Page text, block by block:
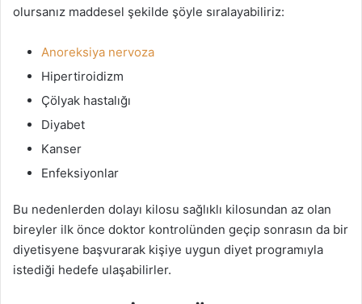
olursanız maddesel şekilde şöyle sıralayabiliriz:
Anoreksiya nervoza
Hipertiroidizm
Çölyak hastalığı
Diyabet
Kanser
Enfeksiyonlar
Bu nedenlerden dolayı kilosu sağlıklı kilosundan az olan
bireyler ilk önce doktor kontrolünden geçip sonrasın da bir
diyetisyene başvurarak kişiye uygun diyet programıyla
istediği hedefe ulaşabilirler.